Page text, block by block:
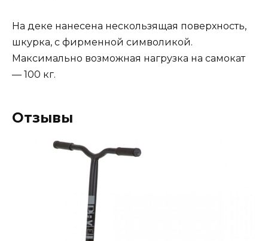
На деке нанесена нескользящая поверхность,
шкурка, с фирменной символикой.
Максимально возможная нагрузка на самокат
— 100 кг.
Отзывы